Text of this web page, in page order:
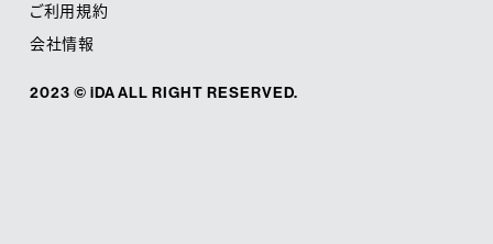
2023 © iDA ALL RIGHT RESERVED.
ご利用規約
会社情報